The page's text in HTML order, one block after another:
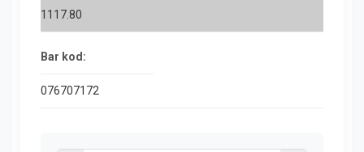
1117.80
Bar kod:
076707172